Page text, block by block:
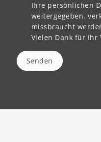
Ihre persönlichen
weitergegeben,
missbraucht
Vielen Dank für Ihr
Senden